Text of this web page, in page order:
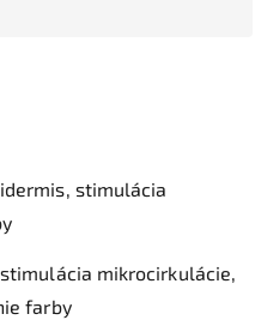
stimulácia
mikrocirkulácie,
farby